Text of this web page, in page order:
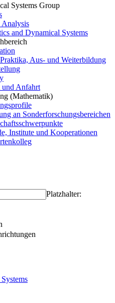
Systems Group
and Dynamical Systems
Aus- und Weiterbildung
Anfahrt
(Mathematik)
an Sonderforschungsbereichen
Institute und Kooperationen
Platzhalter: